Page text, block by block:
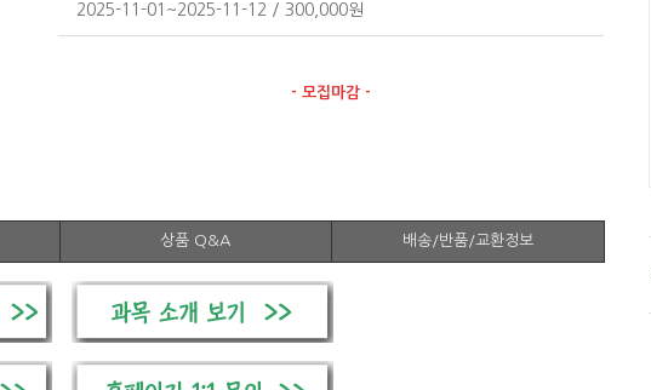
2025-11-01~2025-11-12 / 300,000원
- 모집마감 -
상품 Q&A 배송/반품/교환정보